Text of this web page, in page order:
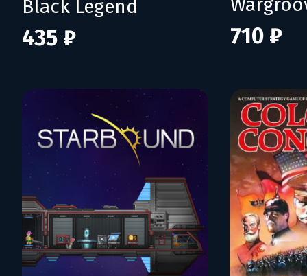
Black Legend
435 ₽ 710 ₽